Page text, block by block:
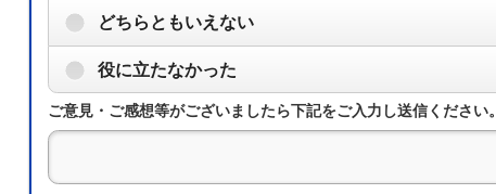
どちらともいえない
役に立たなかった
ご意見・ご感想等がございましたら下記をご入力し送信ください。